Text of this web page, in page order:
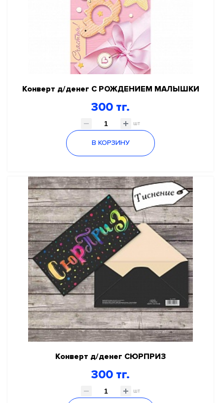
Конверт д/денег С РОЖДЕНИЕМ МАЛЫШКИ
300 тг.
шт
В КОРЗИНУ
Конверт д/денег СЮРПРИЗ
300 тг.
шт